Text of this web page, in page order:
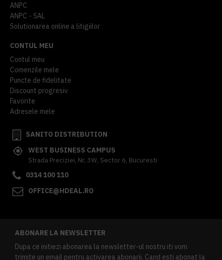
ANPC
ANPC - SAL
Solutionarea online a litigiilor
CONTUL MEU
Contul meu
Comenzile mele
Puncte de fidelitate
Discount progresiv
Favorite
Adresele mele
SANITO DISTRIBUTION
WEST BUSINESS CAMPUS
Strada Preciziei, Nr, 3W, Sector 6, Bucuresti
0314 100 110
OFFICE@HDEAL.RO
ABONARE LA NEWSLETTER
Dupa ce initiezi abonarea la newsletter-ul nostru iti vom
trimite un email pentru activarea abonarii. Cand esti abonat la